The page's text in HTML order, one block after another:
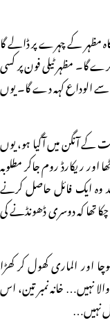
مظہر کے چہرے پر ڈالے گا
گا۔ مظہر ٹیلی فون پر کسی
الوداع کہہ دے گا۔ یوں
کے آنگن میں آگیا ہو، یوں
ریکارڈ روم جاکر مطلوبہ
وہ ایک فائل حاصل کرنے
تھا کہ دوسری ڈھونڈنے کی
اور الماری کھول کر کھڑا
نہیں… خانہ نمبر تین، اس
نہیں…